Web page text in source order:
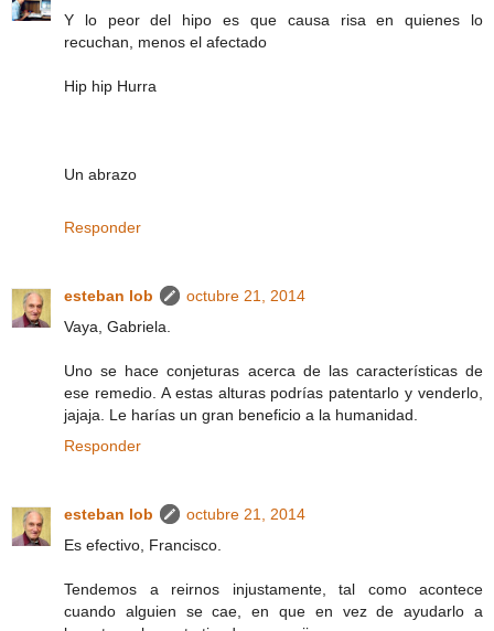
Y lo peor del hipo es que causa risa en quienes lo
recuchan, menos el afectado
Hip hip Hurra
Un abrazo
Responder
esteban lob
octubre 21, 2014
Vaya, Gabriela.
Uno se hace conjeturas acerca de las características de
ese remedio. A estas alturas podrías patentarlo y venderlo,
jajaja. Le harías un gran beneficio a la humanidad.
Responder
esteban lob
octubre 21, 2014
Es efectivo, Francisco.
Tendemos a reirnos injustamente, tal como acontece
cuando alguien se cae, en que en vez de ayudarlo a